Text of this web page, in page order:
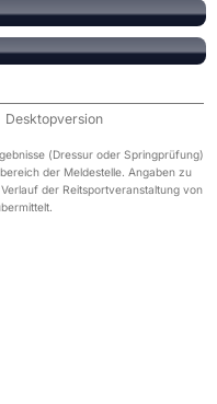
Desktopversion
(Dressur oder Springprüfung)
der Meldestelle. Angaben zu
der Reitsportveranstaltung von